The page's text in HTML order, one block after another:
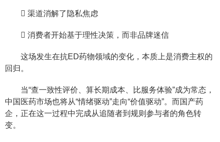
 渠道消解了隐私焦虑
 消费者开始基于理性决策，而非品牌迷信
这场发生在抗ED药物领域的变化，本质上是消费主权的
回归。
当“查一致性评价、算长期成本、比服务体验”成为常态，
中国医药市场也将从“情绪驱动”走向“价值驱动”。而国产药
企，正在这一过程中完成从追随者到规则参与者的角色转
变。